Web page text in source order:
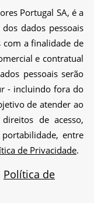
Portugal SA, é a
dados pessoais
a finalidade de
e contratual
pessoais serão
- incluindo fora do
de atender ao
de acesso,
entre
de Privacidade.
Política de